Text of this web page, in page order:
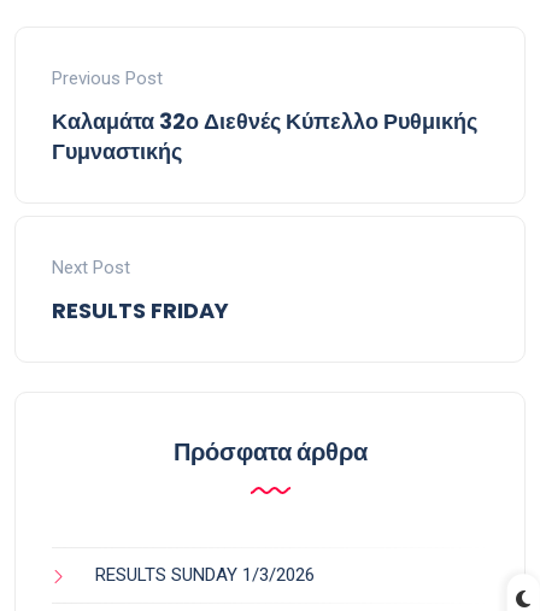
Previous Post
Καλαμάτα 32ο Διεθνές Κύπελλο Ρυθμικής
Γυμναστικής
Next Post
RESULTS FRIDAY
Πρόσφατα άρθρα
RESULTS SUNDAY 1/3/2026